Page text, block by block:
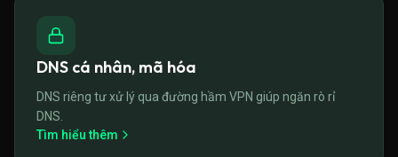
DNS cá nhân, mã hóa
DNS riêng tư xử lý qua đường hầm VPN giúp ngăn rò rỉ
DNS.
Tìm hiểu thêm